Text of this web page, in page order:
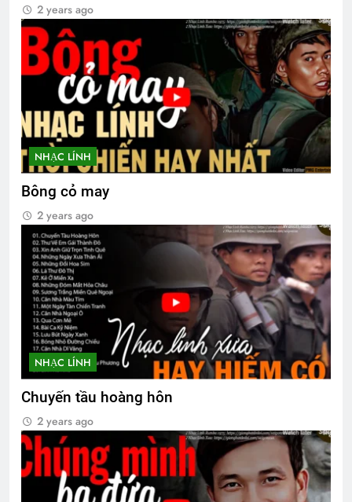
2 Years Ago
Thăm CSVSQ Nguyễn Đạt Thịnh K6
2 Years Ago
LỬA…LỬA…LỬA!!!
2 Years Ago
TRÁI SẦU RỤNG RƠI
3 Years Ago
Đại Hội Đoàn Kết Võ Bị Toàn Cầu 2024
2 Years Ago
2 years ago
NHẠC LÍNH
Bông cỏ may
2 years ago
NHẠC LÍNH
Chuyến tầu hoàng hôn
2 years ago